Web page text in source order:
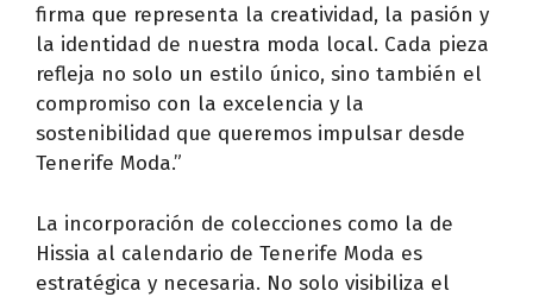
firma que representa la creatividad, la pasión y
la identidad de nuestra moda local. Cada pieza
refleja no solo un estilo único, sino también el
compromiso con la excelencia y la
sostenibilidad que queremos impulsar desde
Tenerife Moda.”
La incorporación de colecciones como la de
Hissia al calendario de Tenerife Moda es
estratégica y necesaria. No solo visibiliza el